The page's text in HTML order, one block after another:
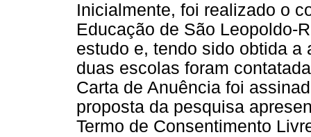
Inicialmente, foi realizado o
Educação de São Leopoldo-
estudo e, tendo sido obtida
duas escolas foram
Carta de Anuência foi
proposta da pesquisa
Termo de Consentimento